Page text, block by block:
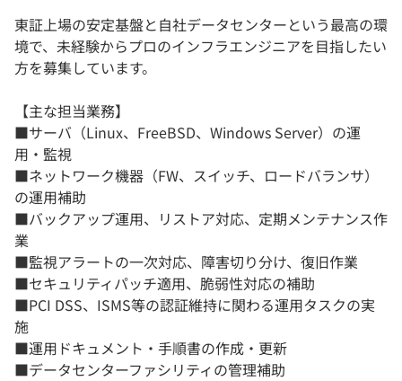
東証上場の安定基盤と自社データセンターという最高の環
境で、未経験からプロのインフラエンジニアを目指したい
方を募集しています。
【主な担当業務】
■サーバ（Linux、FreeBSD、Windows Server）の運
用・監視
■ネットワーク機器（FW、スイッチ、ロードバランサ）
の運用補助
■バックアップ運用、リストア対応、定期メンテナンス作
業
■監視アラートの一次対応、障害切り分け、復旧作業
■セキュリティパッチ適用、脆弱性対応の補助
■PCI DSS、ISMS等の認証維持に関わる運用タスクの実
施
■運用ドキュメント・手順書の作成・更新
■データセンターファシリティの管理補助